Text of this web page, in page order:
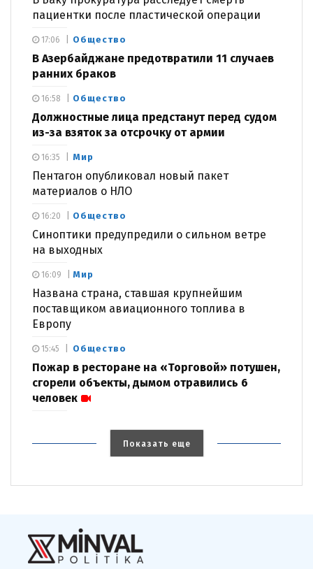
пациентки после пластической операции
Общество
В Азербайджане предотвратили 11 случаев
ранних браков
17:06
Общество
Должностные лица предстанут перед судом
из-за взяток за отсрочку от армии
16:58
Мир
Пентагон опубликовал новый пакет
материалов о НЛО
16:35
Общество
Синоптики предупредили о сильном ветре
на выходных
16:20
Мир
Названа страна, ставшая крупнейшим
поставщиком авиационного топлива в
Европу
16:09
Общество
Пожар в ресторане на «Торговой» потушен,
сгорели объекты, дымом отравились 6
человек
15:45
Показать еще